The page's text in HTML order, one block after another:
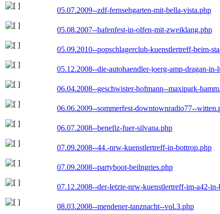
05.07.2009--zdf-fernsehgarten-mit-bella-vista.php
05.08.2007--hafenfest-in-olfen-mit-zweiklang.php
05.09.2010--popschlagerclub-kuenstlertreff-beim-
05.12.2008--die-autohaendler-joerg-amp-dragan-in-
06.04.2008--geschwister-hofmann--maxipark-
06.06.2009--sommerfest-downtownradio77--
06.07.2008--benefiz-fuer-silvana.php
07.09.2008--44.-nrw-kuenstlertreff-in-bottrop.php
07.09.2008--partyboot-beilngries.php
07.12.2008--der-letzte-nrw-kuenstlertreff-im-a42-
08.03.2008--mendener-tanznacht--vol.3.php